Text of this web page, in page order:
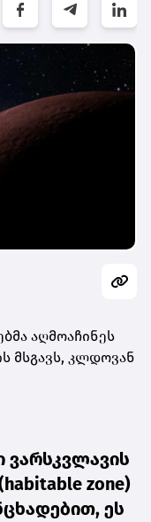
აღ­მო­ა­ჩი­ნეს
მსგავს, კლდო­ვან
zone)
ეს